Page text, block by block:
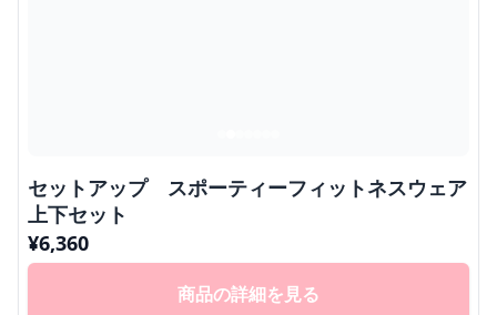
セットアップ スポーティーフィットネスウェア
上下セット
¥6,360
商品の詳細を見る